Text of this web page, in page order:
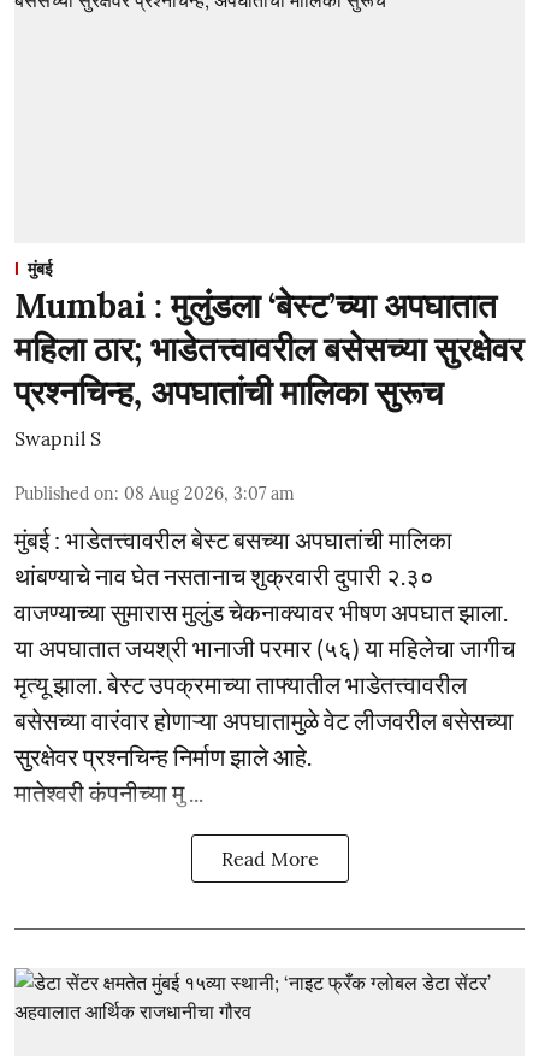
मुंबई
Mumbai : मुलुंडला ‘बेस्ट’च्या अपघातात
महिला ठार; भाडेतत्त्वावरील बसेसच्या सुरक्षेवर
प्रश्नचिन्ह, अपघातांची मालिका सुरूच
Swapnil S
Published on: 08 Aug 2026, 3:07 am
मुंबई : भाडेतत्त्वावरील बेस्ट बसच्या अपघातांची मालिका
थांबण्याचे नाव घेत नसतानाच शुक्रवारी दुपारी २.३०
वाजण्याच्या सुमारास मुलुंड चेकनाक्यावर भीषण अपघात झाला.
या अपघातात जयश्री भानाजी परमार (५६) या महिलेचा जागीच
मृत्यू झाला. बेस्ट उपक्रमाच्या ताफ्यातील भाडेतत्त्वावरील
बसेसच्या वारंवार होणाऱ्या अपघातामुळे वेट लीजवरील बसेसच्या
सुरक्षेवर प्रश्नचिन्ह निर्माण झाले आहे.
मातेश्वरी कंपनीच्या मु ...
Read More